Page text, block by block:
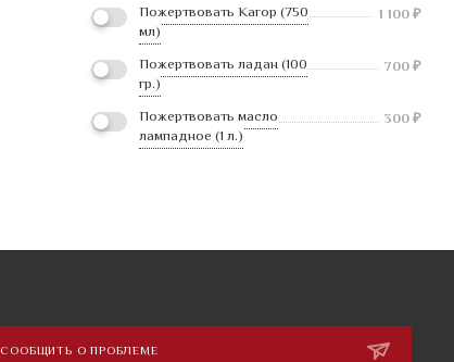
Пожертвовать Кагор (750
мл)
1 100₽
Пожертвовать ладан (100
гр.)
700₽
Пожертвовать масло
лампадное (1 л.)
300₽
СООБЩИТЬ О ПРОБЛЕМЕ